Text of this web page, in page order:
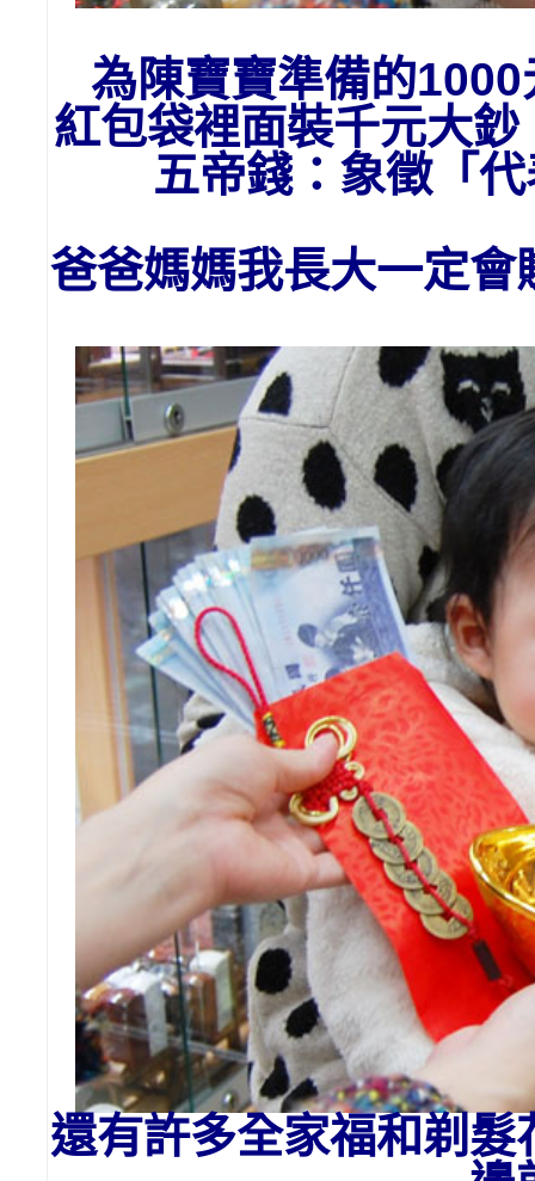
為陳寶寶準備的1000
紅包袋裡面裝千元大
五帝錢：象徵「
爸爸媽媽我長大一定
還有許多全家福和剃